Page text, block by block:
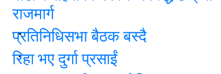
राजमार्ग
प्रतिनिधिसभा बैठक बस्दै
रिहा भए दुर्गा प्रसाईं